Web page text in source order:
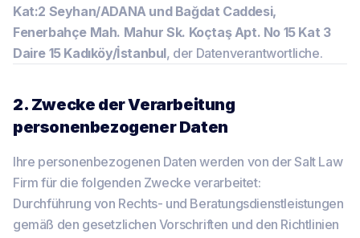
Kat:2 Seyhan/ADANA und Bağdat Caddesi,
Fenerbahçe Mah. Mahur Sk. Koçtaş Apt. No 15 Kat 3
Daire 15 Kadıköy/İstanbul, der Datenverantwortliche.
2. Zwecke der Verarbeitung
personenbezogener Daten
Ihre personenbezogenen Daten werden von der Salt Law
Firm für die folgenden Zwecke verarbeitet:
Durchführung von Rechts- und Beratungsdienstleistungen
gemäß den gesetzlichen Vorschriften und den Richtlinien